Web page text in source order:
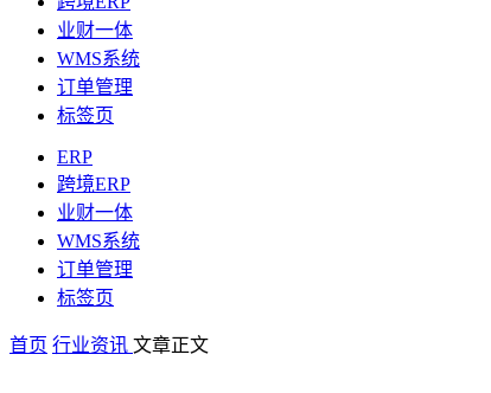
业财一体
WMS系统
订单管理
标签页
ERP
跨境ERP
业财一体
WMS系统
订单管理
标签页
首页 行业资讯 文章正文